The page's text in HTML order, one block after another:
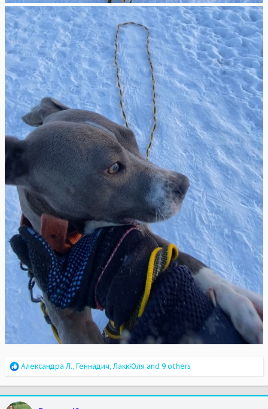
R
a
c
t
Александра Л. Геннадич ЛаккЮля and 9 others